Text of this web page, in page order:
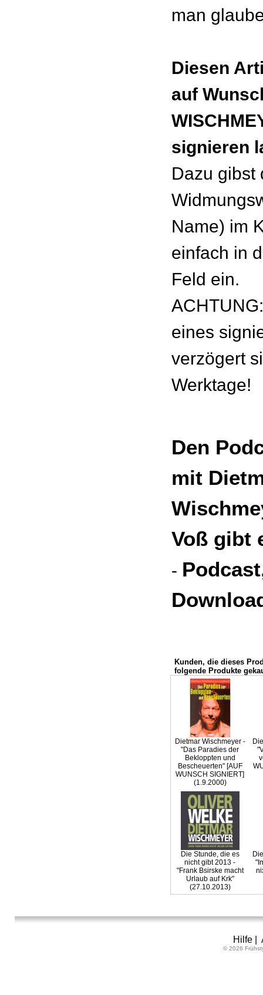
man
Diesen
auf
signieren
Dazu gibst
Name) im
einfach in
Feld ein.
eines
verzögert
Werktage!
Den
mit
Voß gibt
-
Kunden, die dieses
folgende Produkte
Dietmar Wischmeyer -
"Das Paradies der
Bekloppten und
Bescheuerten" [AUF
WUNSCH SIGNIERT]
(1.9.2000)
Die Stunde, die es
nicht gibt 2013 -
"Frank Bsirske macht
Urlaub auf Krk"
(27.10.2013)
Hilfe|
© 2026